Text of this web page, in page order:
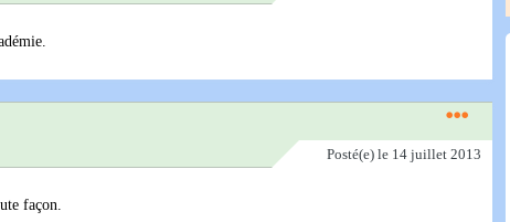
Posté(e) le 14 juillet 2013
façon.